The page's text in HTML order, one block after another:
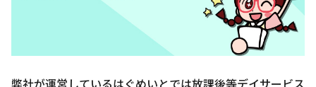
弊社が運営しているはぐめいとでは放課後等デイサービス